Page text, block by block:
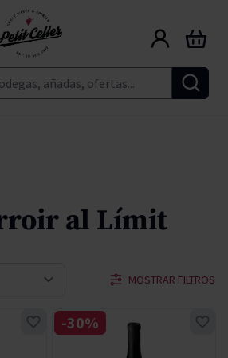
Carrito
al Límit
MOSTRAR FILTROS
-30%